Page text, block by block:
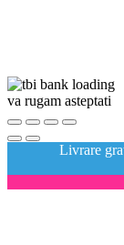
va rugam asteptati
Livrare